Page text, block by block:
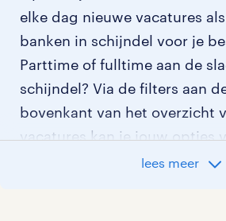
elke dag nieuwe vacatures
banken in schijndel voor je
Parttime of fulltime aan de
schijndel? Via de filters aan
bovenkant van het overzicht
vacatures kan je jouw opties
lees meer